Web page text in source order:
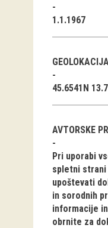
1.1.1967
45.6541N
AVTORSKE
Pri uporabi
spletni strani
upoštevati
in sorodnih
informacije
obrnite za